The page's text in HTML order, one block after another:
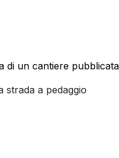
strada a pedaggio